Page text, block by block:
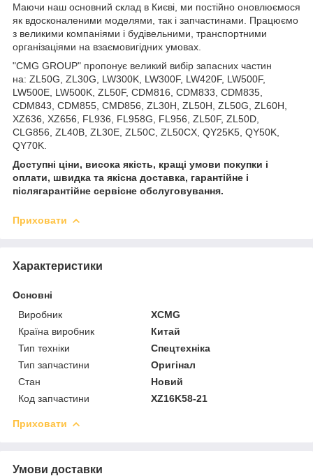
Маючи наш основний склад в Києві, ми постійно оновлюємося
як вдосконаленими моделями, так і запчастинами. Працюємо
з великими компаніями і будівельними, транспортними
організаціями на взаємовигідних умовах.
"CMG GROUP" пропонує великий вибір запасних частин
на: ZL50G, ZL30G, LW300K, LW300F, LW420F, LW500F,
LW500E, LW500K, ZL50F, CDM816, CDM833, CDM835,
CDM843, CDM855, CMD856, ZL30H, ZL50H, ZL50G, ZL60H,
XZ636, XZ656, FL936, FL958G, FL956, ZL50F, ZL50D,
CLG856, ZL40B, ZL30E, ZL50C, ZL50CX, QY25K5, QY50K,
QY70K.
Доступні ціни, висока якість, кращі умови покупки і
оплати, швидка та якісна доставка, гарантійне і
післягарантійне сервісне обслуговування.
Приховати
Характеристики
Основні
Виробник
XCMG
Країна виробник
Китай
Тип техніки
Спецтехніка
Тип запчастини
Оригінал
Стан
Новий
Код запчастини
XZ16K58-21
Приховати
Умови доставки